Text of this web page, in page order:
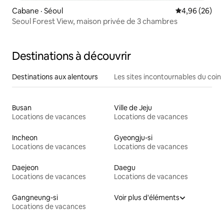
Cabane · Séoul Note
4,96 (26)
Seoul Forest View, maison privée de 3 chambres
Destinations à découvrir
Destinations aux alentours Les sites incontournables du coin
Busan
Locations de vacances
Ville de Jeju
Locations de vacances
Incheon
Locations de vacances
Gyeongju-si
Locations de vacances
Daejeon
Locations de vacances
Daegu
Locations de vacances
Gangneung-si
Locations de vacances
Voir plus d'éléments